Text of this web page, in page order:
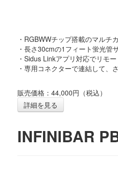
・RGBWWチップ搭載のマルチ
・長さ30cmの1フィート蛍光管
・Sidus Linkアプリ対応でリモ
・専用コネクターで連結して、
販売価格：44,000円（税込）
詳細を見る
INFINIBAR